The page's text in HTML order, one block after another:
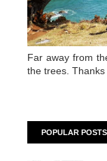
Far away from
the trees.
POPULAR POSTS